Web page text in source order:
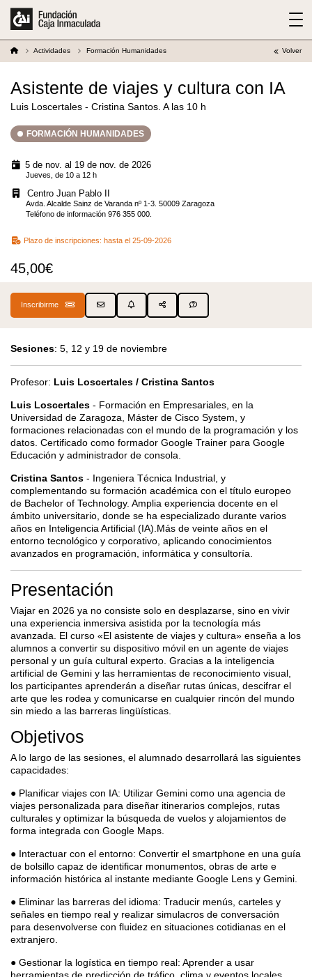
Actividades Formación Humanidades Volver
Asistente de viajes y cultura con IA
Luis Loscertales - Cristina Santos. A las 10 h
FORMACIÓN HUMANIDADES
5 de nov. al 19 de nov. de 2026
Jueves, de 10 a 12 h
Centro Juan Pablo II
Avda. Alcalde Sainz de Varanda nº 1-3. 50009 Zaragoza
Teléfono de información 976 355 000.
Plazo de inscripciones: hasta el 25-09-2026
45,00€
Inscribirme
Sesiones: 5, 12 y 19 de noviembre
Profesor: Luis Loscertales / Cristina Santos
Luis Loscertales - Formación en Empresariales, en la
Universidad de Zaragoza, Máster de Cisco System, y
formaciones relacionadas con el mundo de la programación y los
datos. Certificado como formador Google Trainer para Google
Educación y administrador de consola.
Cristina Santos - Ingeniera Técnica Industrial, y
complementando su formación académica con el título europeo
de Bachelor of Technology. Amplia experiencia docente en el
ámbito universitario, donde se ha especializado durante varios
años en Inteligencia Artificial (IA).Más de veinte años en el
entorno tecnológico y corporativo, aplicando conocimientos
avanzados en programación, informática y consultoría.
Presentación
Viajar en 2026 ya no consiste solo en desplazarse, sino en vivir
una experiencia inmersiva asistida por la tecnología más
avanzada. El curso «El asistente de viajes y cultura» enseña a los
alumnos a convertir su dispositivo móvil en un agente de viajes
personal y un guía cultural experto. Gracias a la inteligencia
artificial de Gemini y las herramientas de reconocimiento visual,
los participantes aprenderán a diseñar rutas únicas, descifrar el
arte que les rodea y comunicarse en cualquier rincón del mundo
sin miedo a las barreras lingüísticas.
Objetivos
A lo largo de las sesiones, el alumnado desarrollará las siguientes
capacidades:
● Planificar viajes con IA: Utilizar Gemini como una agencia de
viajes personalizada para diseñar itinerarios complejos, rutas
culturales y optimizar la búsqueda de vuelos y alojamientos de
forma integrada con Google Maps.
● Interactuar con el entorno: Convertir el smartphone en una guía
de bolsillo capaz de identificar monumentos, obras de arte e
información histórica al instante mediante Google Lens y Gemini.
● Eliminar las barreras del idioma: Traducir menús, carteles y
señales en tiempo real y realizar simulacros de conversación
para desenvolverse con fluidez en situaciones cotidianas en el
extranjero.
● Gestionar la logística en tiempo real: Aprender a usar
herramientas de predicción de tráfico, clima y eventos locales